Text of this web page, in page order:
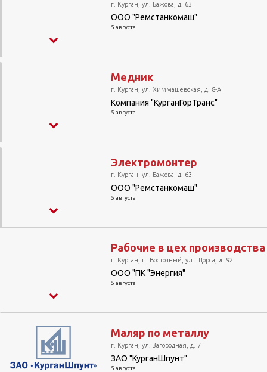
г. Курган, ул. Бажова, д. 63
ООО "Ремстанкомаш"
5 августа
Медник
г. Курган, ул. Химмашевская, д. 8-А
Компания "КурганГорТранс"
5 августа
Электромонтер
г. Курган, ул. Бажова, д. 63
ООО "Ремстанкомаш"
5 августа
Рабочие в цех
г. Курган, п. Восточный, ул. Щорса, д. 92
ООО "ПК "Энергия"
5 августа
Маляр по металлу
г. Курган, ул. Загородная, д. 7
ЗАО "КурганШпунт"
5 августа